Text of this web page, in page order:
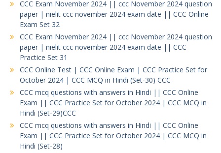
CCC Exam November 2024 || ccc November 2024 question
paper | nielit ccc november 2024 exam date || CCC Online
Exam Set 32
CCC Exam November 2024 || ccc November 2024 question
paper | nielit ccc november 2024 exam date || CCC
Practice Set 31
CCC Online Test | CCC Online Exam | CCC Practice Set for
October 2024 | CCC MCQ in Hindi (Set-30) CCC
CCC mcq questions with answers in Hindi || CCC Online
Exam || CCC Practice Set for October 2024 | CCC MCQ in
Hindi (Set-29)CCC
CCC mcq questions with answers in Hindi || CCC Online
Exam || CCC Practice Set for October 2024 | CCC MCQ in
Hindi (Set-28)